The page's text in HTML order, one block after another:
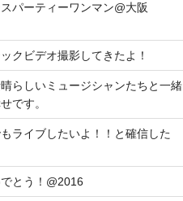
パーティーワンマン@大阪
クビデオ撮影してきたよ！
らしいミュージシャンたちと一緒
です。
ライブしたいよ！！と確信した
とう！@2016